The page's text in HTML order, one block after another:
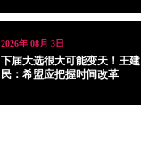
2026年 08月 3日
下届大选很大可能变天！王建
民：希盟应把握时间改革